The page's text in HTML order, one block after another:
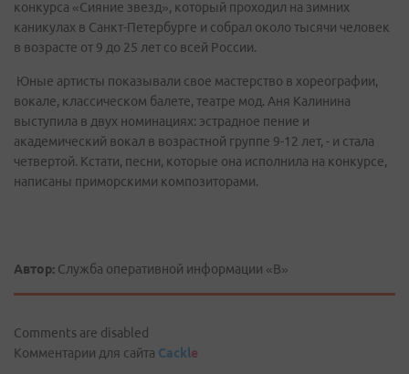
конкурса «Сияние звезд», который проходил на зимних
каникулах в Санкт-Петербурге и собрал около тысячи человек
в возрасте от 9 до 25 лет со всей России.
Юные артисты показывали свое мастерство в хореографии,
вокале, классическом балете, театре мод. Аня Калинина
выступила в двух номинациях: эстрадное пение и
академический вокал в возрастной группе 9-12 лет, - и стала
четвертой. Кстати, песни, которые она исполнила на конкурсе,
написаны приморскими композиторами.
Автор: Служба оперативной информации «В»
Comments are disabled
Комментарии для сайта Cackle